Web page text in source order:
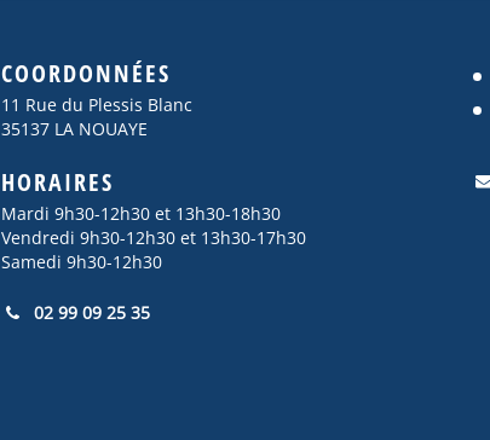
COORDONNÉES
11 Rue du Plessis Blanc
35137 LA NOUAYE
HORAIRES
Mardi 9h30-12h30 et 13h30-18h30
Vendredi 9h30-12h30 et 13h30-17h30
Samedi 9h30-12h30
02 99 09 25 35